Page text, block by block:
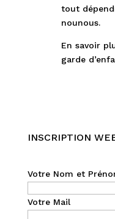
tout
nounous.
En savoir
garde
INSCRIPTION
Votre Nom et
Votre Mail